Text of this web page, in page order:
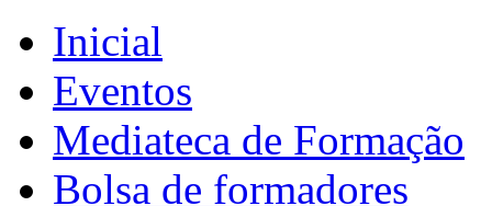
Inicial
Eventos
Mediateca de Formação
Bolsa de formadores